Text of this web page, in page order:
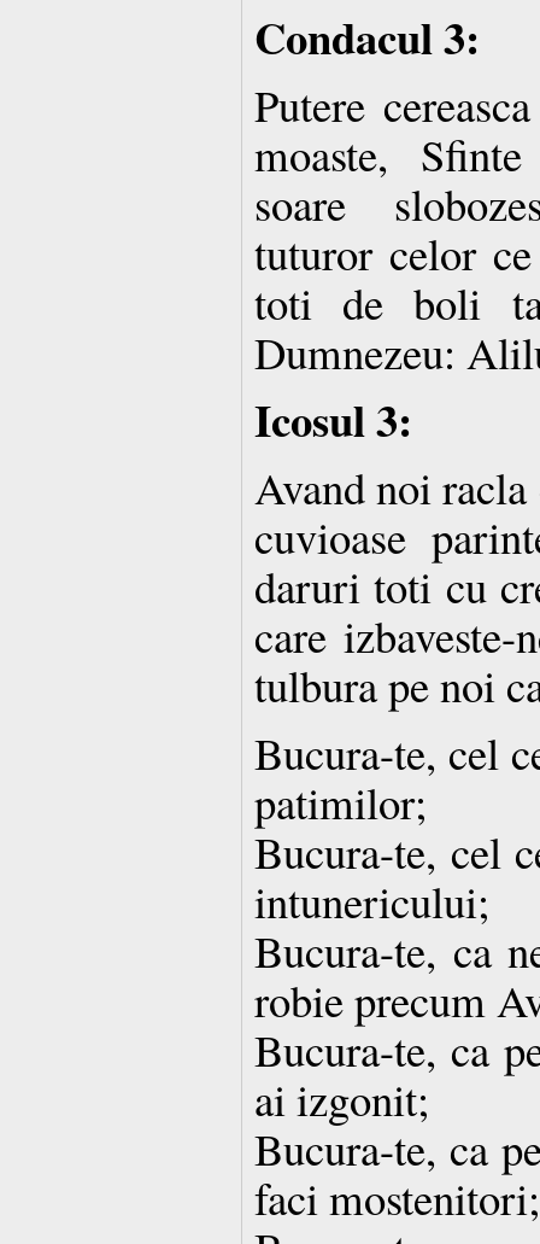
Condacul 3:
Putere
moaste,
soare
tuturor celor
toti de boli
Dumnezeu:
Icosul 3:
Avand noi
cuvioase
daruri toti cu
care
tulbura pe noi
Bucura-te, cel
patimilor;
Bucura-te, cel
intunericului;
Bucura-te, ca
robie precum
Bucura-te, ca
ai izgonit;
Bucura-te, ca
faci mostenitori;